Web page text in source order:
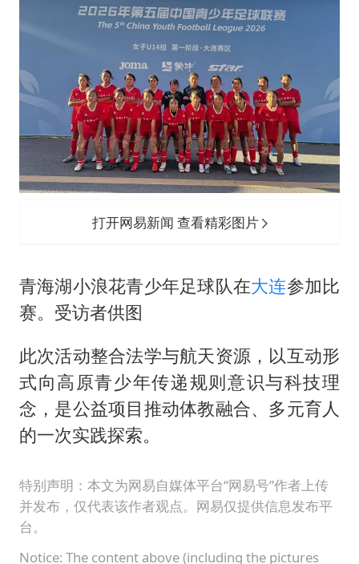
打开网易新闻 查看精彩图片
青海湖小浪花青少年足球队在大连参加比
赛。受访者供图
此次活动整合法学与航天资源，以互动形
式向高原青少年传递规则意识与科技理
念，是公益项目推动体教融合、多元育人
的一次实践探索。
特别声明：本文为网易自媒体平台“网易号”作者上传
并发布，仅代表该作者观点。网易仅提供信息发布平
台。
Notice: The content above (including the pictures